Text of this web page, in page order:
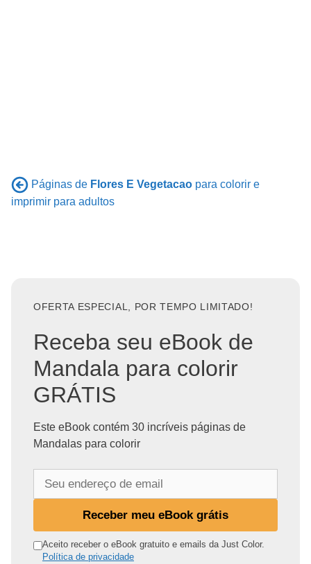
Páginas de Flores E Vegetacao para colorir e
imprimir para adultos
OFERTA ESPECIAL, POR TEMPO LIMITADO!
Receba seu eBook de
Mandala para colorir
GRÁTIS
Este eBook contém 30 incríveis páginas de
Mandalas para colorir
n
Receber meu eBook grátis
Aceito receber o eBook gratuito e emails da Just Color.
Política de privacidade